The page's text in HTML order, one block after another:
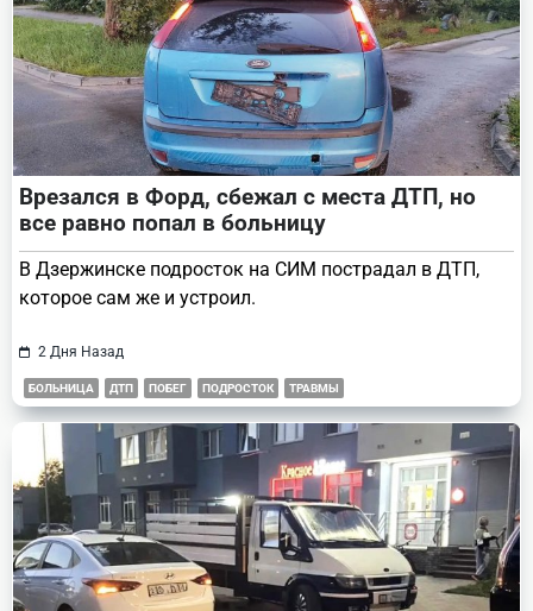
Врезался в Форд, сбежал с места ДТП, но
все равно попал в больницу
В Дзержинске подросток на СИМ пострадал в ДТП,
которое сам же и устроил.
2 Дня Назад
БОЛЬНИЦА ДТП ПОБЕГ ПОДРОСТОК ТРАВМЫ